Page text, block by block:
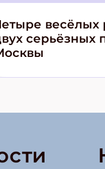
весёлых
серьёзных